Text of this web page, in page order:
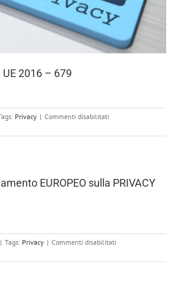
2016 – 679
Privacy | Commenti disabilitati
Privacy
679
EUROPEO sulla PRIVACY
| Tags: Privacy | Commenti disabilitati
Regolamento